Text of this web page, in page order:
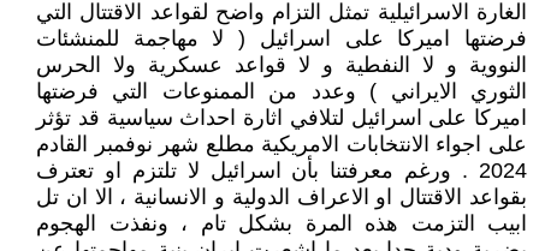
الغارة الاسرائيلية تمثل التزام واضح لقواعد الاقتتال التي
فرضتها اميركا على اسرائيل ( لا مهاجمة للمنشئات
النووية و لا النفطية و لا قواعد عسكرية ولا الحرس
الثوري الايراني ) وعدد من الممنوعات التي فرضتها
اميركا على اسرائيل لتلافي اثارة احداث سياسية قد تؤثر
على اجواء الانتخابات الامريكية مطلع شهر نوفمبر القادم
2024 . ورغم معرفتنا بأن اسرائيل لا تلتزم او تعترف
بقواعد الاقتتال او الاعراف الدولية و الانسانية ، الا ان تل
ابيب التزمت هذه المرة بشكل تام ، ونفذت الهجوم